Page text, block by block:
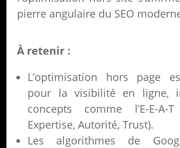
pierre angulaire du SEO
À retenir :
L’optimisation hors page
pour la visibilité en ligne,
concepts comme l’E-E-A-T
Expertise, Autorité, Trust).
Les algorithmes de